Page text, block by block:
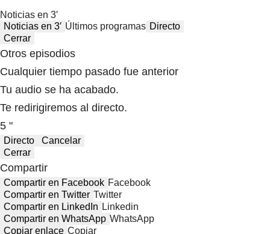
Noticias en 3′
Noticias en 3′ Últimos programas Directo
Cerrar
Otros episodios
Cualquier tiempo pasado fue anterior
Tu audio se ha acabado.
Te redirigiremos al directo.
5 "
Directo
Cancelar
Cerrar
Compartir
Compartir en Facebook Facebook
Compartir en Twitter Twitter
Compartir en LinkedIn Linkedin
Compartir en WhatsApp WhatsApp
Copiar enlace Copiar